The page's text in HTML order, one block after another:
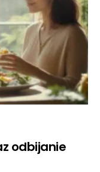
odbijanie